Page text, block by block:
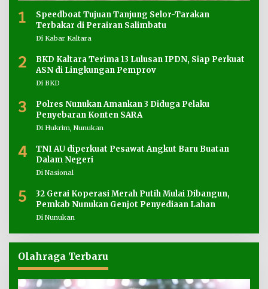
1
Speedboat Tujuan Tanjung Selor-Tarakan
Terbakar di Perairan Salimbatu
Di Kabar Kaltara
2
BKD Kaltara Terima 13 Lulusan IPDN, Siap Perkuat
ASN di Lingkungan Pemprov
Di BKD
3
Polres Nunukan Amankan 3 Diduga Pelaku
Penyebaran Konten SARA
Di Hukrim, Nunukan
4
TNI AU diperkuat Pesawat Angkut Baru Buatan
Dalam Negeri
Di Nasional
5
32 Gerai Koperasi Merah Putih Mulai Dibangun,
Pemkab Nunukan Genjot Penyediaan Lahan
Di Nunukan
Olahraga Terbaru